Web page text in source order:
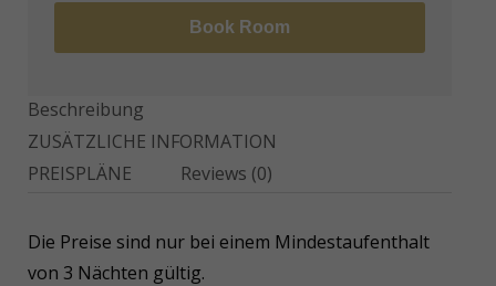
Beschreibung
ZUSÄTZLICHE INFORMATION
PREISPLÄNE
Reviews (0)
Die Preise sind nur bei einem Mindestaufenthalt
von 3 Nächten gültig.
Book Room